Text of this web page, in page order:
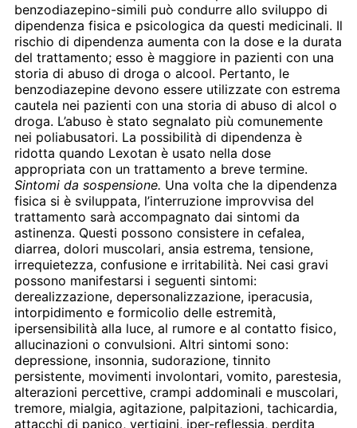
benzodiazepino-simili può condurre allo sviluppo di
dipendenza fisica e psicologica da questi medicinali. Il
rischio di dipendenza aumenta con la dose e la durata
del trattamento; esso è maggiore in pazienti con una
storia di abuso di droga o alcool. Pertanto, le
benzodiazepine devono essere utilizzate con estrema
cautela nei pazienti con una storia di abuso di alcol o
droga. L’abuso è stato segnalato più comunemente
nei poliabusatori. La possibilità di dipendenza è
ridotta quando Lexotan è usato nella dose
appropriata con un trattamento a breve termine.
Sintomi da sospensione. Una volta che la dipendenza
fisica si è sviluppata, l’interruzione improvvisa del
trattamento sarà accompagnato dai sintomi da
astinenza. Questi possono consistere in cefalea,
diarrea, dolori muscolari, ansia estrema, tensione,
irrequietezza, confusione e irritabilità. Nei casi gravi
possono manifestarsi i seguenti sintomi:
derealizzazione, depersonalizzazione, iperacusia,
intorpidimento e formicolio delle estremità,
ipersensibilità alla luce, al rumore e al contatto fisico,
allucinazioni o convulsioni. Altri sintomi sono:
depressione, insonnia, sudorazione, tinnito
persistente, movimenti involontari, vomito, parestesia,
alterazioni percettive, crampi addominali e muscolari,
tremore, mialgia, agitazione, palpitazioni, tachicardia,
attacchi di panico, vertigini, iper-reflessia, perdita